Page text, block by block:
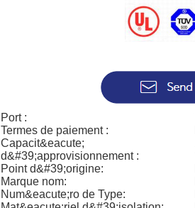
Port :
Termes de paiement :
Capacit&eacute;
d&#39;approvisionnement :
Point d&#39;origine:
Marque nom:
Num&eacute;ro de Type: